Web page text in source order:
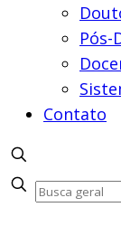
Pós-
Contato